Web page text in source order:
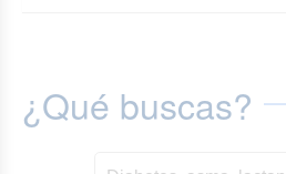
¿Qué buscas?